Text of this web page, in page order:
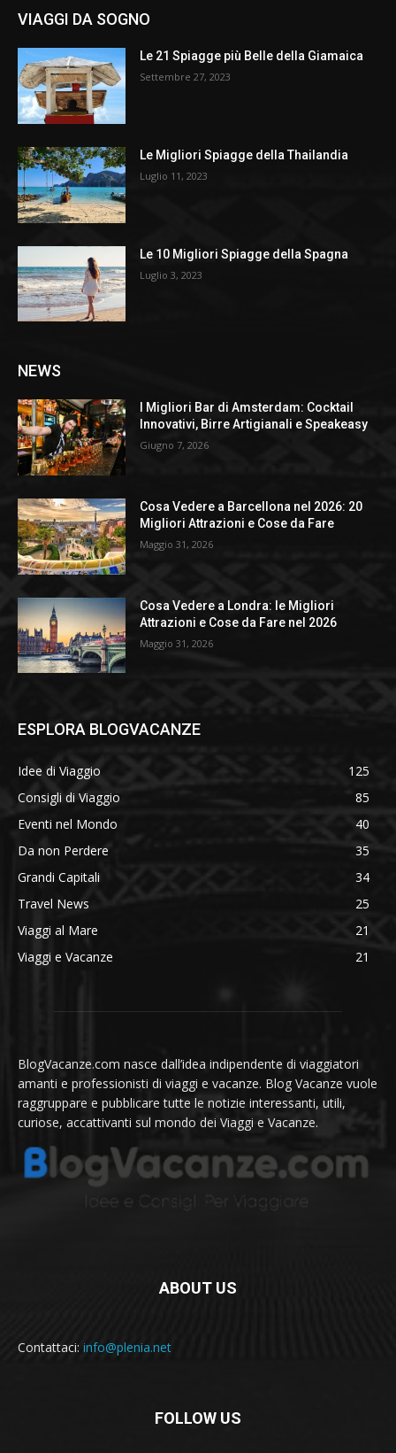
VIAGGI DA SOGNO
Le 21 Spiagge più Belle della Giamaica
Settembre 27, 2023
Le Migliori Spiagge della Thailandia
Luglio 11, 2023
Le 10 Migliori Spiagge della Spagna
Luglio 3, 2023
NEWS
I Migliori Bar di Amsterdam: Cocktail
Innovativi, Birre Artigianali e Speakeasy
Giugno 7, 2026
Cosa Vedere a Barcellona nel 2026: 20
Migliori Attrazioni e Cose da Fare
Maggio 31, 2026
Cosa Vedere a Londra: le Migliori
Attrazioni e Cose da Fare nel 2026
Maggio 31, 2026
ESPLORA BLOGVACANZE
Idee di Viaggio
125
Consigli di Viaggio
85
Eventi nel Mondo
40
Da non Perdere
35
Grandi Capitali
34
Travel News
25
Viaggi al Mare
21
Viaggi e Vacanze
21
BlogVacanze.com nasce dall’idea indipendente di viaggiatori
amanti e professionisti di viaggi e vacanze. Blog Vacanze vuole
raggruppare e pubblicare tutte le notizie interessanti, utili,
curiose, accattivanti sul mondo dei Viaggi e Vacanze.
ABOUT US
Contattaci: info@plenia.net
FOLLOW US